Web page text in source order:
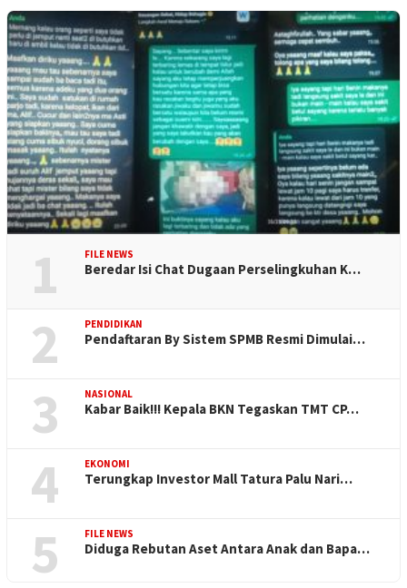
1 FILE NEWS
Beredar Isi Chat Dugaan Perselingkuhan K…
2 PENDIDIKAN
Pendaftaran By Sistem SPMB Resmi Dimulai…
3 NASIONAL
Kabar Baik!!! Kepala BKN Tegaskan TMT CP…
4 EKONOMI
Terungkap Investor Mall Tatura Palu Nari…
5 FILE NEWS
Diduga Rebutan Aset Antara Anak dan Bapa…